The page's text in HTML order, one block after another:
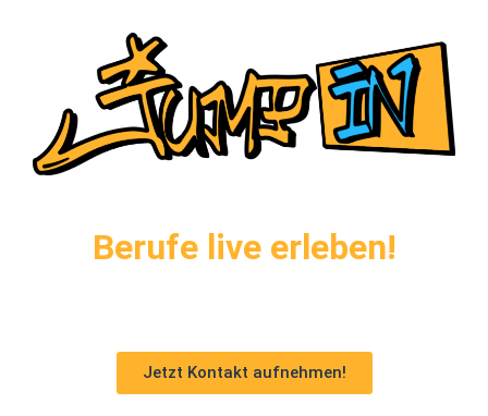
Berufe live erleben!
Jetzt Kontakt aufnehmen!